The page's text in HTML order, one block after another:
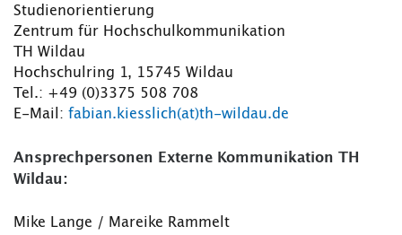
Studienorientierung
Zentrum für Hochschulkommunikation
TH Wildau
Hochschulring 1, 15745 Wildau
Tel.: +49 (0)3375 508 708
E-Mail: fabian.kiesslich(at)th-wildau.de
Ansprechpersonen Externe Kommunikation TH
Wildau:
Mike Lange / Mareike Rammelt